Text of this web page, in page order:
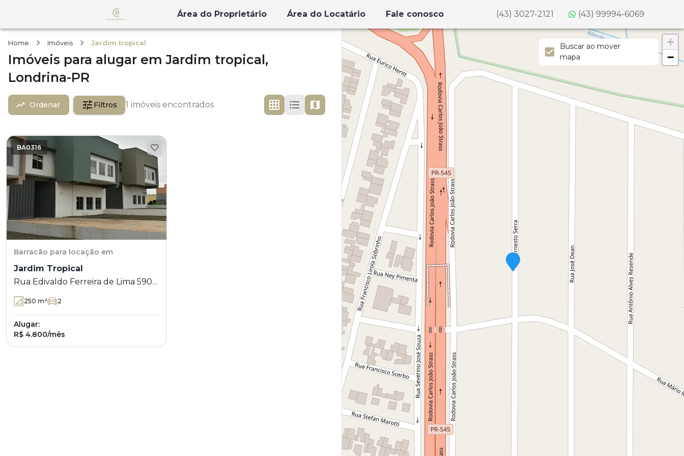
Área do Proprietário Área do Locatário Fale conosco (43) 3027-2121 (43) 99994-6069
Home Imóveis Jardim tropical
Imóveis para alugar emJardim tropical,
Londrina-PR
Ordenar Filtros 1 imóveis encontrados
BA0316
Barracão para locação em
Jardim Tropical
Rua Edivaldo Ferreira de Lima 590 -
250 m² 2
Alugar:
R$ 4.800/mês
+
−
Buscar ao mover
mapa